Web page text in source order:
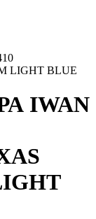
LIGHT BLUE
IWAN